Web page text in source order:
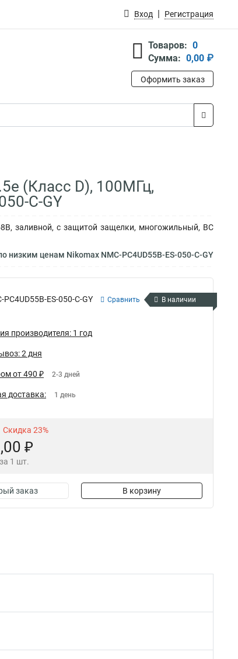
Вход Регистрация
Товаров: 0
Сумма: 0,00 ₽
Оформить заказ
(Класс D), 100МГц,
C-GY
заливной, с защитой защелки, многожильный, BC
низким ценам Nikomax NMC-PC4UD55B-ES-050-C-GY
PC4UD55B-ES-050-C-GY Сравнить В наличии
производителя: 1 год
2 дня
от 490 ₽ 2-3 дней
доставка: 1 день
Скидка 23%
₽
1 шт.
заказ В корзину